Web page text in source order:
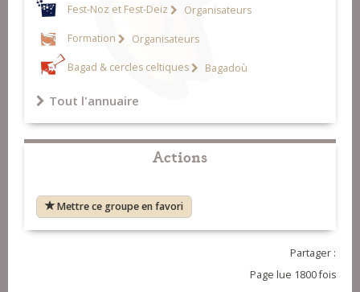
Fest-Noz et Fest-Deiz Organisateurs
Formation Organisateurs
Bagad & cercles celtiques Bagadoù
Tout l'annuaire
Actions
Mettre ce groupe en favori
Partager :
Page lue 1800 fois